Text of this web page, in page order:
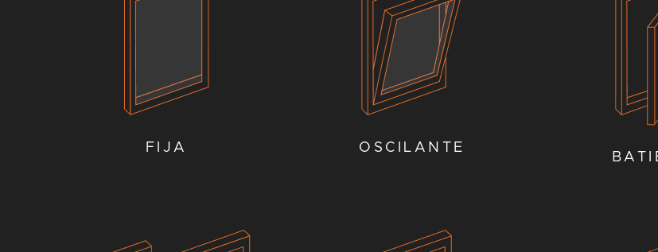
FIJA OSCILANTE